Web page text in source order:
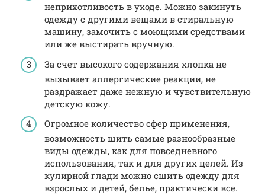
неприхотливость в уходе. Можно закинуть
одежду с другими вещами в стиральную
машину, замочить с моющими средствами
или же выстирать вручную.
За счет высокого содержания хлопка не
вызывает аллергические реакции, не
раздражает даже нежную и чувствительную
детскую кожу.
Огромное количество сфер применения,
возможность шить самые разнообразные
виды одежды, как для повседневного
использования, так и для других целей. Из
кулирной глади можно сшить одежду для
взрослых и детей, белье, практически все.